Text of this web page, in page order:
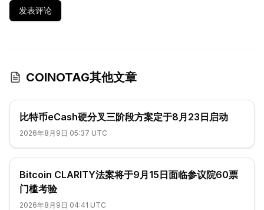
发表评论
COINOTAG其他文章
比特币eCash硬分叉三阶段方案定于8月23日启动
2026年8月9日 05:37 UTC
Bitcoin CLARITY法案将于9月15日面临参议院60票
门槛考验
2026年8月9日 04:41 UTC